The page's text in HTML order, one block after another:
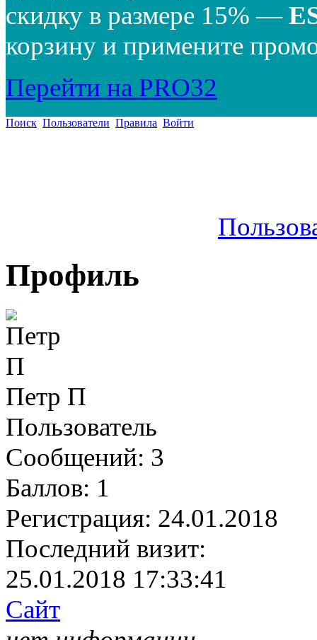
скидку в размере 15% —
корзину и примените
Перейти на PRO32
Поиск Пользователи Правила Войти
Профиль
Петр П
Пользователь
Сообщений: 3
Баллов: 1
Регистрация: 24.01.2018
Последний визит:
25.01.2018 17:33:41
Сайт